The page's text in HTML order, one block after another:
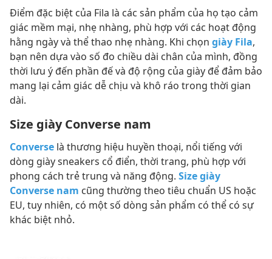
Điểm đặc biệt của Fila là các sản phẩm của họ tạo cảm
giác mềm mại, nhẹ nhàng, phù hợp với các hoạt động
hằng ngày và thể thao nhẹ nhàng. Khi chọn giày Fila,
bạn nên dựa vào số đo chiều dài chân của mình, đồng
thời lưu ý đến phần đế và độ rộng của giày để đảm bảo
mang lại cảm giác dễ chịu và khô ráo trong thời gian
dài.
Size giày Converse nam
Converse là thương hiệu huyền thoại, nổi tiếng với
dòng giày sneakers cổ điển, thời trang, phù hợp với
phong cách trẻ trung và năng động. Size giày
Converse nam cũng thường theo tiêu chuẩn US hoặc
EU, tuy nhiên, có một số dòng sản phẩm có thể có sự
khác biệt nhỏ.